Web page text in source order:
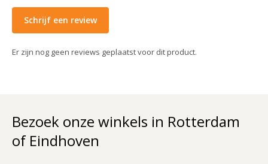
Schrijf een review
Er zijn nog geen reviews geplaatst voor dit product.
Bezoek onze winkels in Rotterdam
of Eindhoven